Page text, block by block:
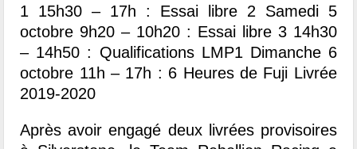
1 15h30 – 17h : Essai libre 2 Samedi 5
octobre 9h20 – 10h20 : Essai libre 3 14h30
– 14h50 : Qualifications LMP1 Dimanche 6
octobre 11h – 17h : 6 Heures de Fuji Livrée
2019-2020
Après avoir engagé deux livrées provisoires